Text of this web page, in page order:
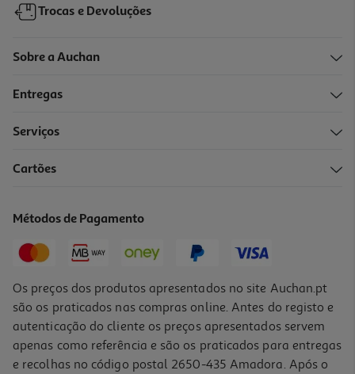
Trocas e Devoluções
Sobre a Auchan
Entregas
Serviços
Cartões
Métodos de Pagamento
Os preços dos produtos apresentados no site Auchan.pt
são os praticados nas compras online. Antes do registo e
autenticação do cliente os preços apresentados servem
apenas como referência e são os praticados para entregas
e recolhas no código postal 2650-435 Amadora. Após o